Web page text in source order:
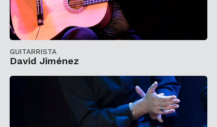
GUITARRISTA
David Jiménez